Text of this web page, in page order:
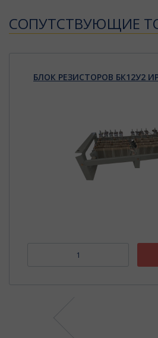
CОПУТСТВУЮЩИЕ
БЛОК РЕЗИСТОРОВ БК12У2